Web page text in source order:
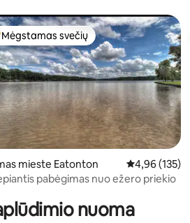
4,99 iš 5, atsiliepimų: 114
mėgstamiausias
Mėgstamas svečių
mieste Eatonton Vidutinis
4,96 (135)
pabėgimas nuo ežero priekio
nuoma